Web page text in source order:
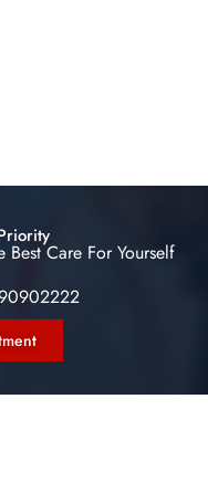
Care For Yourself